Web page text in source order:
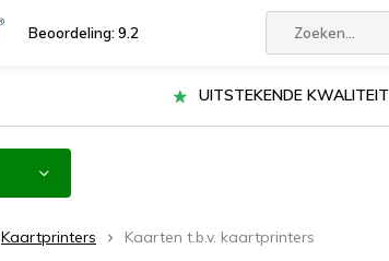
Beoordeling: 9.2
UITSTEKENDE KWALITEIT
Kaartprinters Kaarten t.b.v. kaartprinters